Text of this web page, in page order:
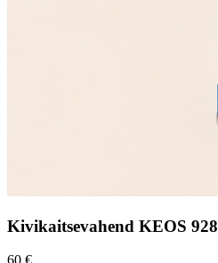
Kivikaitsevahend KEOS 928